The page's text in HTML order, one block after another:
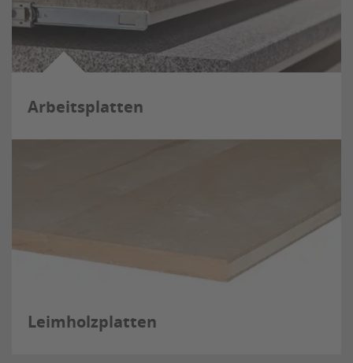
Arbeitsplatten
Leimholzplatten